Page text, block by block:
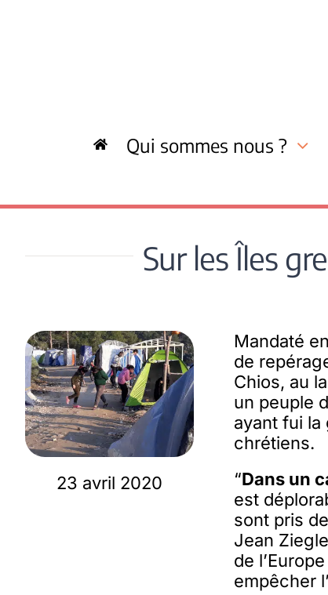
Qui sommes nous ?
Sur les Îles
23 avril 2020
Mandaté
de
Chios, au
un peuple
ayant fui
chrétiens.
“Dans un
est
sont pris
Jean
de
empêcher